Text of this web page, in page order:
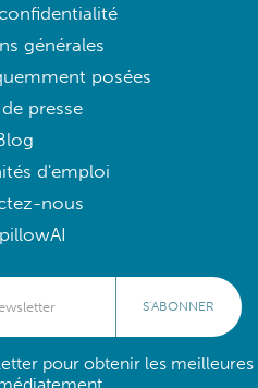
générales
posées
presse
d'emploi
nous
S'ABONNER
pour obtenir les meilleures